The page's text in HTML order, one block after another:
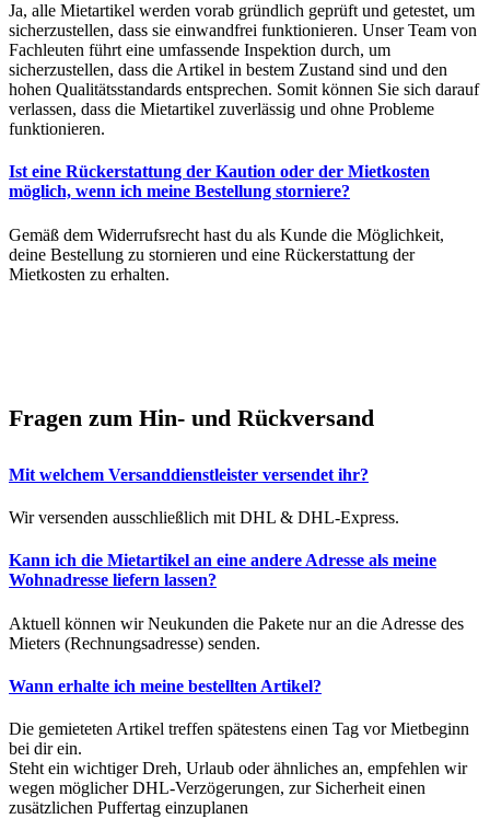
Ja, alle Mietartikel werden vorab gründlich geprüft und getestet, um
sicherzustellen, dass sie einwandfrei funktionieren. Unser Team von
Fachleuten führt eine umfassende Inspektion durch, um
sicherzustellen, dass die Artikel in bestem Zustand sind und den
hohen Qualitätsstandards entsprechen. Somit können Sie sich darauf
verlassen, dass die Mietartikel zuverlässig und ohne Probleme
funktionieren.
Ist eine Rückerstattung der Kaution oder der Mietkosten
möglich, wenn ich meine Bestellung storniere?
Gemäß dem Widerrufsrecht hast du als Kunde die Möglichkeit,
deine Bestellung zu stornieren und eine Rückerstattung der
Mietkosten zu erhalten.
Fragen zum Hin- und Rückversand
Mit welchem Versanddienstleister versendet ihr?
Wir versenden ausschließlich mit DHL & DHL-Express.
Kann ich die Mietartikel an eine andere Adresse als meine
Wohnadresse liefern lassen?
Aktuell können wir Neukunden die Pakete nur an die Adresse des
Mieters (Rechnungsadresse) senden.
Wann erhalte ich meine bestellten Artikel?
Die gemieteten Artikel treffen spätestens einen Tag vor Mietbeginn
bei dir ein.
Steht ein wichtiger Dreh, Urlaub oder ähnliches an, empfehlen wir
wegen möglicher DHL-Verzögerungen, zur Sicherheit einen
zusätzlichen Puffertag einzuplanen